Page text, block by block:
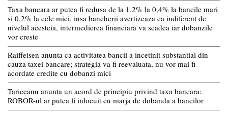
Taxa bancara ar putea fi redusa de la 1,2% la 0,4% la bancile mari
si 0,2% la cele mici, insa bancherii avertizeaza ca indiferent de
nivelul acesteia, intermedierea financiara va scadea iar dobanzile
vor creste
Raiffeisen anunta ca activitatea bancii a incetinit substantial din
cauza taxei bancare; strategia va fi reevaluata, nu vor mai fi
acordate credite cu dobanzi mici
Tariceanu anunta un acord de principiu privind taxa bancara:
ROBOR-ul ar putea fi inlocuit cu marja de dobanda a bancilor